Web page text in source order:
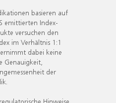
basieren auf
emittierten Index-
versuchen den
im Verhältnis 1:1
dabei keine
Genauigkeit,
der